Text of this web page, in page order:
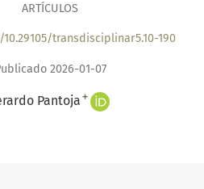
ARTÍCULOS
transdisciplinar5.10-190
2026-01-07
Pantoja +